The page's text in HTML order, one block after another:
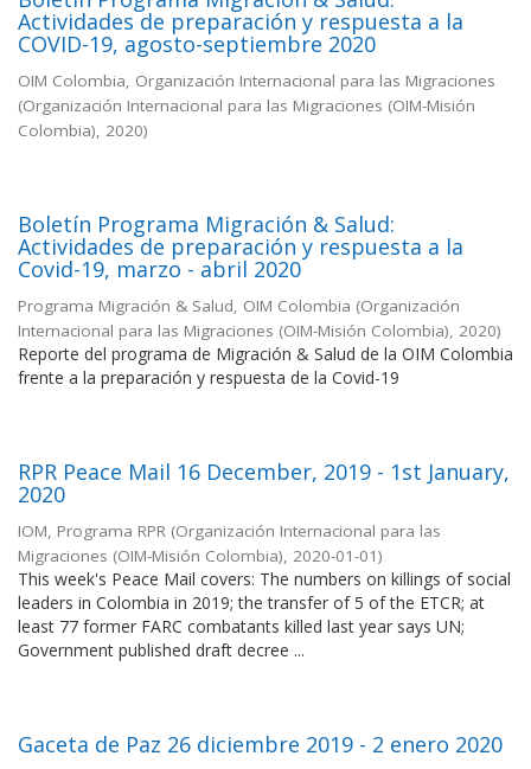
Actividades de preparación y respuesta a la
COVID-19, agosto-septiembre 2020
OIM Colombia, Organización Internacional para las Migraciones
(Organización Internacional para las Migraciones (OIM-Misión
Colombia), 2020)
Boletín Programa Migración & Salud:
Actividades de preparación y respuesta a la
Covid-19, marzo - abril 2020
Programa Migración & Salud, OIM Colombia (Organización
Internacional para las Migraciones (OIM-Misión Colombia), 2020)
Reporte del programa de Migración & Salud de la OIM Colombia
frente a la preparación y respuesta de la Covid-19
RPR Peace Mail 16 December, 2019 - 1st January,
2020
IOM, Programa RPR (Organización Internacional para las
Migraciones (OIM-Misión Colombia), 2020-01-01)
This week's Peace Mail covers: The numbers on killings of social
leaders in Colombia in 2019; the transfer of 5 of the ETCR; at
least 77 former FARC combatants killed last year says UN;
Government published draft decree ...
Gaceta de Paz 26 diciembre 2019 - 2 enero 2020